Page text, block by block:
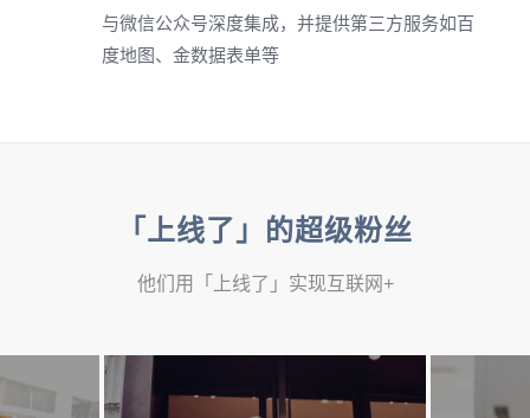
与微信公众号深度集成，并提供第三方服务如百
度地图、金数据表单等
「上线了」的超级粉丝
他们用「上线了」实现互联网+